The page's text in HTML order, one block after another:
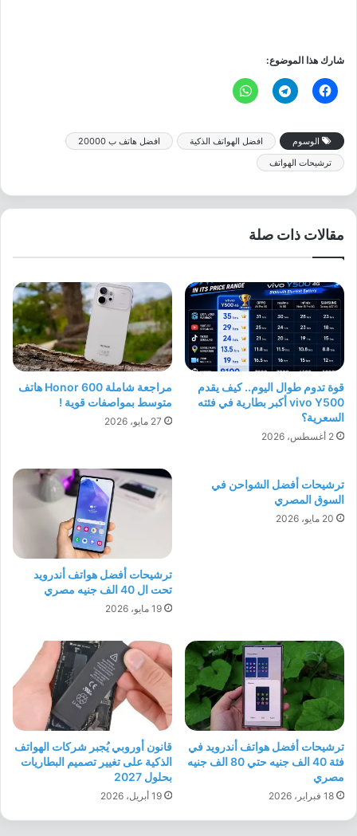
شارك هذا الموضوع:
الوسوم افضل الهواتف الذكية
افضل هاتف ب 20000
ترشيحات الهواتف
مقالات ذات صلة
قوة تدوم طوال اليوم.. كيف يقدم
vivo Y500 أكبر بطارية في فئته
السعرية؟
2 أغسطس، 2026
مراجعة شاملة Honor 600 هاتف
متوسط بمواصفات قوية !
27 مايو، 2026
ترشيحات أفضل الشواحن في
السوق المصري
20 مايو، 2026
ترشيحات أفضل هواتف أندرويد
تحت ال 40 الف جنيه مصري
19 مايو، 2026
ترشيحات أفضل هواتف أندرويد في
فئة 40 الف جنيه حتي 80 الف جنيه
مصري
18 فبراير، 2026
قانون أوروبي يُجبر شركات الهواتف
الذكية على تغيير تصميم البطاريات
بحلول 2027
19 أبريل، 2026